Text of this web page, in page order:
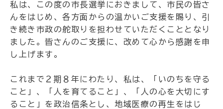
私は、この度の市長選挙におきまして、市民の皆さ
んをはじめ、各方面からの温かいご支援を賜り、引
き続き市政の舵取りを担わせていただくこととなり
ました。皆さんのご支援に、改めて心から感謝を申
し上げます。
これまで２期８年にわたり、私は、「いのちを守る
こと」、「人を育てること」、「人の心を大切にす
ること」を政治信条とし、地域医療の再生をはじ